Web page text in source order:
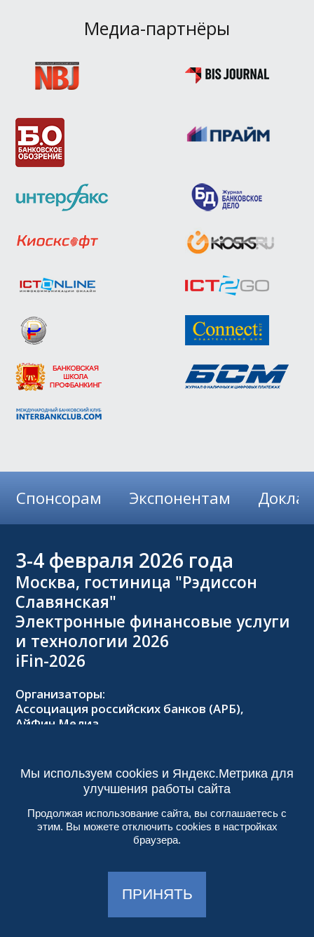
Медиа-партнёры
Спонсорам Экспонентам
3-4 февраля 2026 года
Москва, гостиница "Рэдиссон
Славянская"
Электронные финансовые услуги
и технологии 2026
iFin-2026
Организаторы:
Ассоциация российских банков (АРБ),
АйФин Медиа
Тел.: +7 (495) 229-8502, 2026@forumifin.ru
© 2013-2024, ООО «АйФин Медиа»
Пользовательское соглашение
Создание сайта:
Мы используем cookies и Яндекс.Метрика для
улучшения работы сайта
Продолжая использование сайта, вы соглашаетесь с
этим. Вы можете отключить cookies в настройках
браузера.
ПРИНЯТЬ